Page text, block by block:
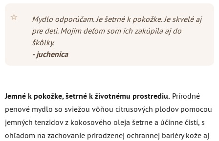
⭐
Mydlo odporúčam. Je šetrné k pokožke. Je skvelé aj
pre deti. Mojim deťom som ich zakúpila aj do
škôlky.
- juchenica
Jemné k pokožke, šetrné k životnému prostrediu. Prírodné
penové mydlo so sviežou vôňou citrusových plodov pomocou
jemných tenzidov z kokosového oleja šetrne a účinne čistí, s
ohľadom na zachovanie prirodzenej ochrannej bariéry kože aj